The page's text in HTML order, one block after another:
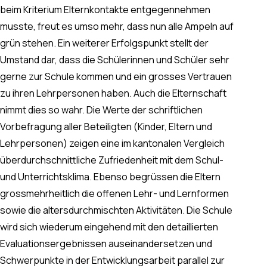
beim Kriterium Elternkontakte entgegennehmen
musste, freut es umso mehr, dass nun alle Ampeln auf
grün stehen. Ein weiterer Erfolgspunkt stellt der
Umstand dar, dass die Schülerinnen und Schüler sehr
gerne zur Schule kommen und ein grosses Vertrauen
zu ihren Lehrpersonen haben. Auch die Elternschaft
nimmt dies so wahr. Die Werte der schriftlichen
Vorbefragung aller Beteiligten (Kinder, Eltern und
Lehrpersonen) zeigen eine im kantonalen Vergleich
überdurchschnittliche Zufriedenheit mit dem Schul-
und Unterrichtsklima. Ebenso begrüssen die Eltern
grossmehrheitlich die offenen Lehr- und Lernformen
sowie die altersdurchmischten Aktivitäten. Die Schule
wird sich wiederum eingehend mit den detaillierten
Evaluationsergebnissen auseinandersetzen und
Schwerpunkte in der Entwicklungsarbeit parallel zur